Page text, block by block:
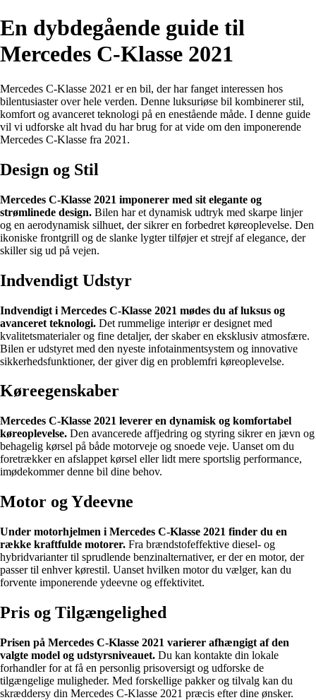
En dybdegående guide til
Mercedes C-Klasse 2021
Mercedes C-Klasse 2021 er en bil, der har fanget interessen hos
bilentusiaster over hele verden. Denne luksuriøse bil kombinerer stil,
komfort og avanceret teknologi på en enestående måde. I denne guide
vil vi udforske alt hvad du har brug for at vide om den imponerende
Mercedes C-Klasse fra 2021.
Design og Stil
Mercedes C-Klasse 2021 imponerer med sit elegante og
strømlinede design. Bilen har et dynamisk udtryk med skarpe linjer
og en aerodynamisk silhuet, der sikrer en forbedret køreoplevelse. Den
ikoniske frontgrill og de slanke lygter tilføjer et strejf af elegance, der
skiller sig ud på vejen.
Indvendigt Udstyr
Indvendigt i Mercedes C-Klasse 2021 mødes du af luksus og
avanceret teknologi. Det rummelige interiør er designet med
kvalitetsmaterialer og fine detaljer, der skaber en eksklusiv atmosfære.
Bilen er udstyret med den nyeste infotainmentsystem og innovative
sikkerhedsfunktioner, der giver dig en problemfri køreoplevelse.
Køreegenskaber
Mercedes C-Klasse 2021 leverer en dynamisk og komfortabel
køreoplevelse. Den avancerede affjedring og styring sikrer en jævn og
behagelig kørsel på både motorveje og snoede veje. Uanset om du
foretrækker en afslappet kørsel eller lidt mere sportslig performance,
imødekommer denne bil dine behov.
Motor og Ydeevne
Under motorhjelmen i Mercedes C-Klasse 2021 finder du en
række kraftfulde motorer. Fra brændstofeffektive diesel- og
hybridvarianter til sprudlende benzinalternativer, er der en motor, der
passer til enhver kørestil. Uanset hvilken motor du vælger, kan du
forvente imponerende ydeevne og effektivitet.
Pris og Tilgængelighed
Prisen på Mercedes C-Klasse 2021 varierer afhængigt af den
valgte model og udstyrsniveauet. Du kan kontakte din lokale
forhandler for at få en personlig prisoversigt og udforske de
tilgængelige muligheder. Med forskellige pakker og tilvalg kan du
skræddersy din Mercedes C-Klasse 2021 præcis efter dine ønsker.